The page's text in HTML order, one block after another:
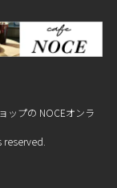
ップの NOCEオンラ
reserved.